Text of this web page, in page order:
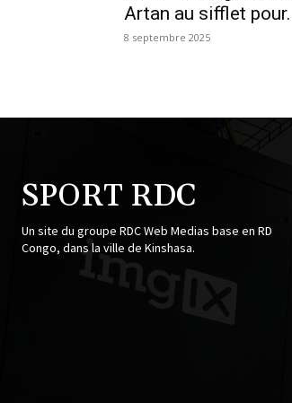
Artan au sifflet
8 septembre 2025
SPORT RDC
Un site du groupe RDC Web Medias base en RD
Congo, dans la ville de Kinshasa.